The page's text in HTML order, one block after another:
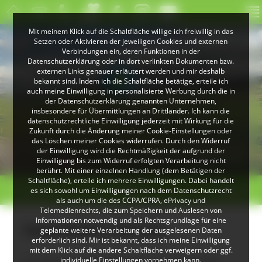
Landschaft bei Herrenschwand
© Christoph Wasmer
Albsteig Schwarzwald
© Klaus Peter Kappest
< zurück Elzach weiter >
Huberfelsen (Elzach)
Mit meinem Klick auf die Schaltfläche willige ich freiwillig in das
Setzen oder Aktivieren der jeweiligen Cookies und externen
Verbindungen ein, deren Funktionen in der
Datenschutzerklärung oder in dort verlinkten Dokumenten bzw.
externen Links genauer erläutert werden und mir deshalb
bekannt sind. Indem ich die Schaltfläche betätige, erteile ich
auch meine Einwilligung in personalisierte Werbung durch die in
der Datenschutzerklärung genannten Unternehmen,
insbesondere für Übermittlungen an Drittländer. Ich kann die
datenschutzrechtliche Einwilligung jederzeit mit Wirkung für die
Zukunft durch die Änderung meiner Cookie-Einstellungen oder
das Löschen meiner Cookies widerrufen. Durch den Widerruf
der Einwilligung wird die Rechtmäßigkeit der aufgrund der
Einwilligung bis zum Widerruf erfolgten Verarbeitung nicht
berührt. Mit einer einzelnen Handlung (dem Betätigen der
Schaltfläche), erteile ich mehrere Einwilligungen. Dabei handelt
es sich sowohl um Einwilligungen nach dem Datenschutzrecht
als auch um die des CCPA/CPRA, ePrivacy und
Telemedienrechts, die zum Speichern und Auslesen von
Informationen notwendig und als Rechtsgrundlage für eine
geplante weitere Verarbeitung der ausgelesenen Daten
erforderlich sind. Mir ist bekannt, dass ich meine Einwilligung
mit dem Klick auf die andere Schaltfläche verweigern oder ggf.
individuelle Einstellungen vornehmen kann.